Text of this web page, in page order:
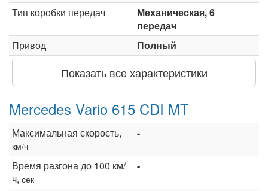
Тип коробки передач
Механическая, 6
передач
Привод
Полный
Показать все характеристики
Mercedes Vario 615 CDI MT
Максимальная скорость,
км/ч
-
Время разгона до 100 км/
ч, сек
-